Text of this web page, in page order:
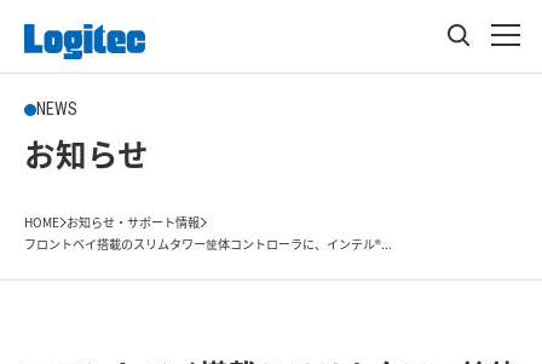
NEWS
お知らせ
HOME お知らせ・サポート情報
フロントベイ搭載のスリムタワー筐体コントローラに、インテル®...